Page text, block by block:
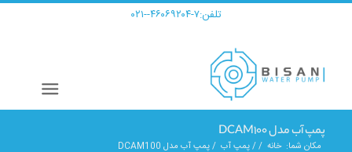
تلفن:۷-۴۶۰۶۹۲۰۴--۰۲۱
پمپ آب مدل DCAM100
مکان شما: خانه /
/پمپ آب /پمپ آب مدل DCAM100